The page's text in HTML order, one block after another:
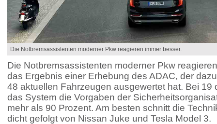
Die Notbremsassistenten moderner Pkw reagieren immer besser.
Die Notbremsassistenten moderner Pkw
das Ergebnis einer Erhebung des ADAC, der
48 aktuellen Fahrzeugen ausgewertet hat. Bei 19
das System die Vorgaben der
mehr als 90 Prozent. Am besten schnitt die
dicht gefolgt von Nissan Juke und Tesla Model 3.